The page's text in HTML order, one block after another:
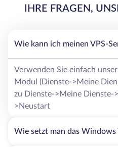
IHRE FRAGEN,
Wie kann ich meinen VPS-
Verwenden Sie einfach
Modul (Dienste->Meine
zu Dienste->Meine Dienste-
>Neustart
Wie setzt man das Windows